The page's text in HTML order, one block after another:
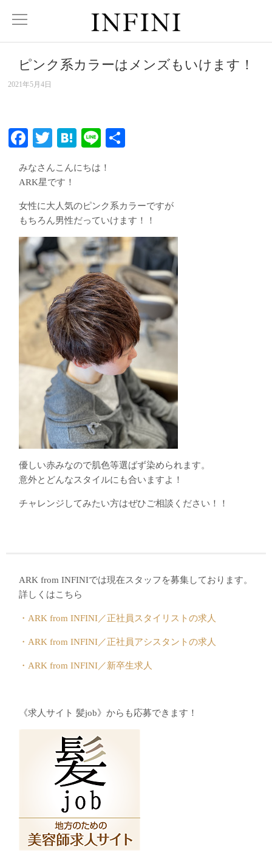
ピンク系カラーはメンズもいけます！
2021年5月4日
Facebook
TwitterHatena
Line
みなさんこんにちは！
ARK星です！
女性に大人気のピンク系カラーですが
もちろん男性だっていけます！！
優しい赤みなので肌色等選ばず染められます。
意外とどんなスタイルにも合いますよ！
チャレンジしてみたい方はぜひご相談ください！！
ARK from INFINIでは現在スタッフを募集しております。
詳しくはこちら
・ARK from INFINI／正社員スタイリストの求人
・ARK from INFINI／正社員アシスタントの求人
・ARK from INFINI／新卒生求人
《求人サイト 髪job》からも応募できます！